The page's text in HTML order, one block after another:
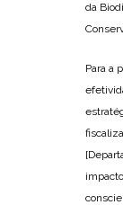
da
Para a